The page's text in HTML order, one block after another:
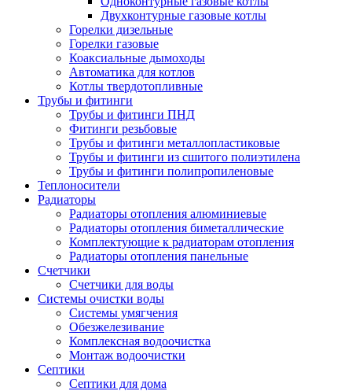
Двухконтурные газовые котлы
Горелки дизельные
Горелки газовые
Коаксиальные дымоходы
Автоматика для котлов
Котлы твердотопливные
Трубы и фитинги
Трубы и фитинги ПНД
Фитинги резьбовые
Трубы и фитинги металлопластиковые
Трубы и фитинги из сшитого полиэтилена
Трубы и фитинги полипропиленовые
Теплоносители
Радиаторы
Радиаторы отопления алюминиевые
Радиаторы отопления биметаллические
Комплектующие к радиаторам отопления
Радиаторы отопления панельные
Cчетчики
Счетчики для воды
Системы очистки воды
Системы умягчения
Обезжелезивание
Комплексная водоочистка
Монтаж водоочистки
Септики
Септики для дома